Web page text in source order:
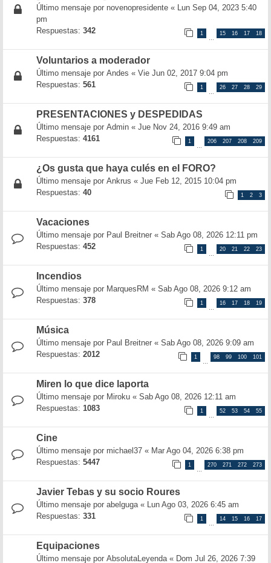
Último mensaje por novenopresidente « Lun Sep 04, 2023 5:40
pm
Respuestas: 342 1
…
15 16 17 18
Voluntarios a moderador
Último mensaje por Andes « Vie Jun 02, 2017 9:04 pm
Respuestas: 561 1
…
26 27 28 29
PRESENTACIONES y DESPEDIDAS
Último mensaje por Admin « Jue Nov 24, 2016 9:49 am
Respuestas: 4161 1
…
206 207 208 209
¿Os gusta que haya culés en el FORO?
Último mensaje por Ankrus « Jue Feb 12, 2015 10:04 pm
Respuestas: 40 1 2 3
Vacaciones
Último mensaje por Paul Breitner « Sab Ago 08, 2026 12:11 pm
Respuestas: 452 1
…
20 21 22 23
Incendios
Último mensaje por MarquesRM « Sab Ago 08, 2026 9:12 am
Respuestas: 378 1
…
16 17 18 19
Música
Último mensaje por Paul Breitner « Sab Ago 08, 2026 9:09 am
Respuestas: 2012 1
…
98 99 100 101
Miren lo que dice laporta
Último mensaje por Miroku « Sab Ago 08, 2026 12:11 am
Respuestas: 1083 1
…
52 53 54 55
Cine
Último mensaje por michael37 « Mar Ago 04, 2026 6:38 pm
Respuestas: 5447 1
…
270 271 272 273
Javier Tebas y su socio Roures
Último mensaje por abelguga« Lun Ago 03, 2026 6:45 am
Respuestas: 331 1
…
14 15 16 17
Equipaciones
Último mensaje por AbsolutaLeyenda« Dom Jul 26, 2026 7:39